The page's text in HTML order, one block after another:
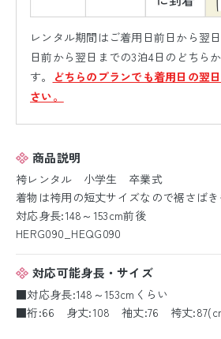
レンタル期間はご着用日前日から翌
日前から翌日までの3泊4日のどちら
す。
どちらのプランでも着用日の翌
さい。
商品説明
袴レンタル 小学生 卒業式
着物は袴用の短丈サイズなので裾さば
対応身長:148～153cm前後
HERG090_HEQG090
対応可能身長・サイズ
■対応身長:148～153cmくらい
■裄:66 身丈:108 袖丈:76 袴丈